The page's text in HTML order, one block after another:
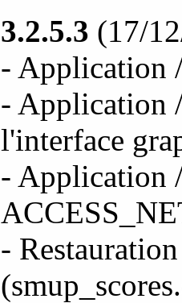
3.2.5.3 (17/
- Application
- Application
l'interface
- Application
-